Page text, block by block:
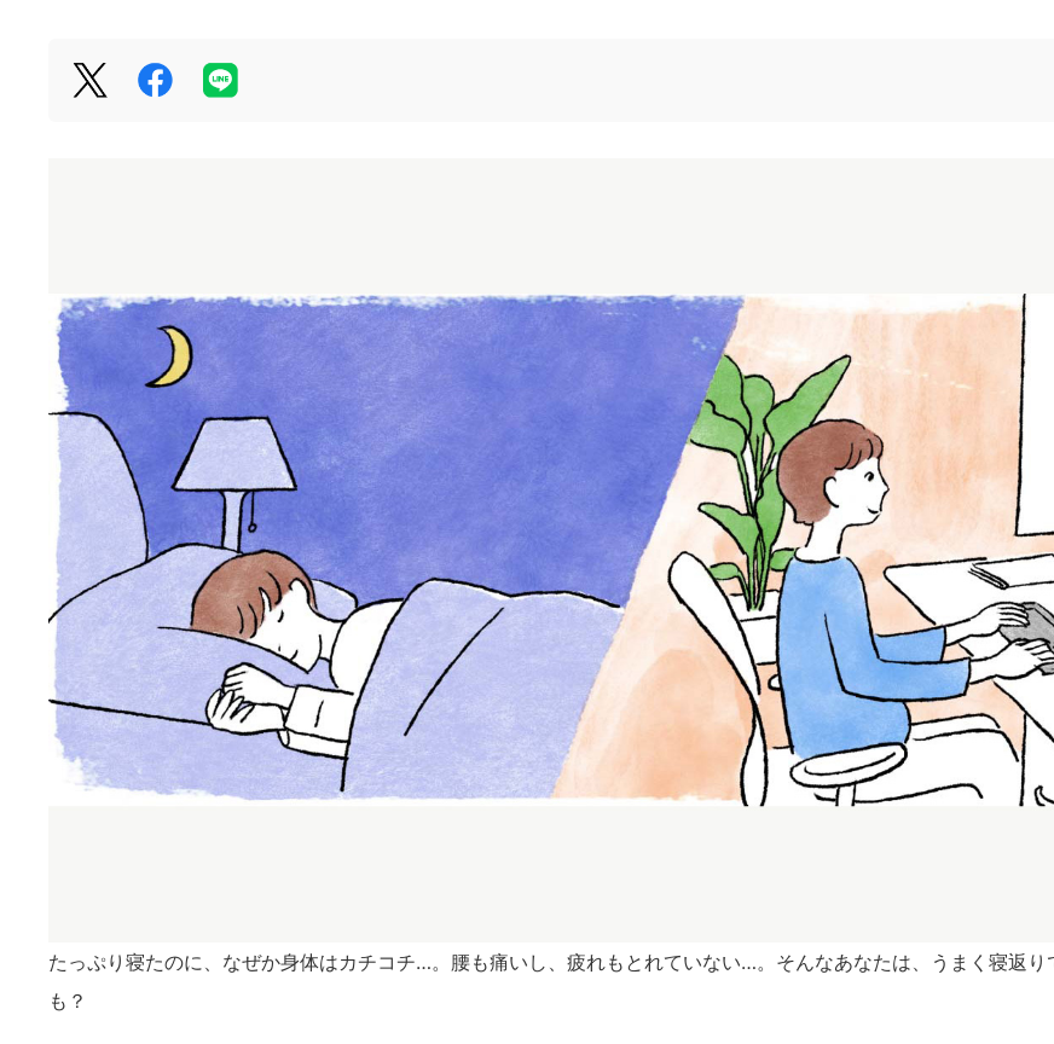
たっぷり寝たのに、なぜか身体はカチコチ…。腰も痛いし、疲れもとれていない…。そんなあなたは、うまく寝返り
も？